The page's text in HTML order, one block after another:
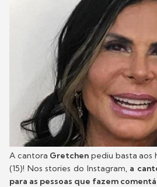
A cantora Gretchen pediu basta aos
(15)! Nos stories do Instagram, a
para as pessoas que fazem